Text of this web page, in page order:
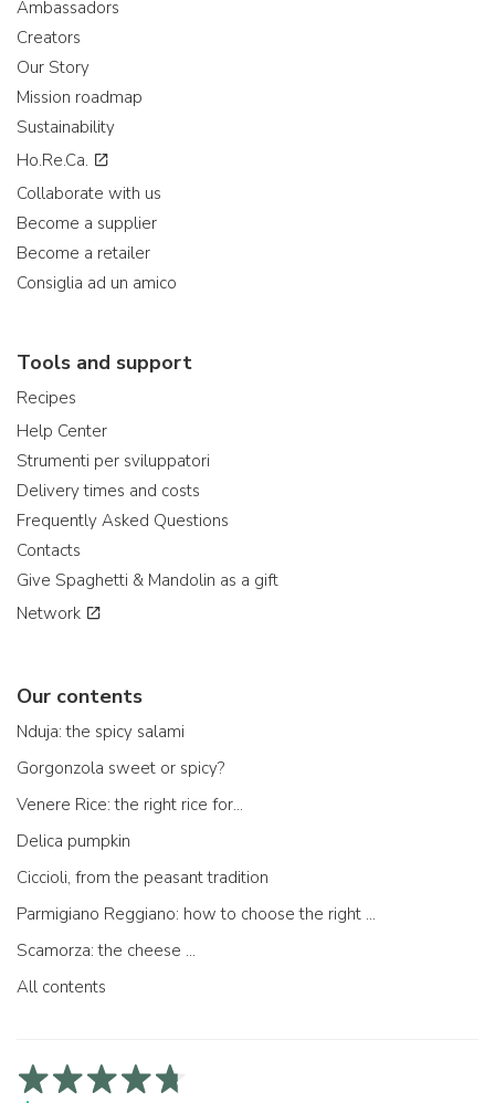
Ambassadors
Creators
Our Story
Mission roadmap
Sustainability
Ho.Re.Ca.
Collaborate with us
Become a supplier
Become a retailer
Consiglia ad un amico
Tools and support
Recipes
Help Center
Strumenti per sviluppatori
Delivery times and costs
Frequently Asked Questions
Contacts
Give Spaghetti & Mandolin as a gift
Network
Our contents
Nduja: the spicy salami
Gorgonzola sweet or spicy?
Venere Rice: the right rice for...
Delica pumpkin
Ciccioli, from the peasant tradition
Parmigiano Reggiano: how to choose the right one
Scamorza: the cheese ...
All contents